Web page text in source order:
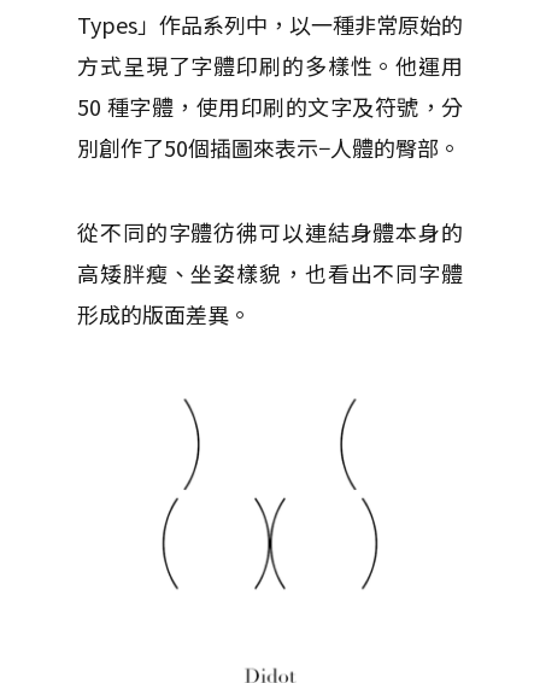
Types」作品系列中，以一種非常原始的
方式呈現了字體印刷的多樣性。他運用
50 種字體，使用印刷的文字及符號，分
別創作了50個插圖來表示−人體的臀部。
從不同的字體彷彿可以連結身體本身的
高矮胖瘦、坐姿樣貌，也看出不同字體
形成的版面差異。